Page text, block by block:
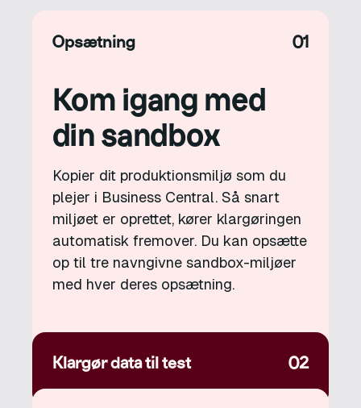
Opsætning 01
Kom igang med
din sandbox
Kopier dit produktionsmiljø som du
plejer i Business Central. Så snart
miljøet er oprettet, kører klargøringen
automatisk fremover. Du kan opsætte
op til tre navngivne sandbox-miljøer
med hver deres opsætning.
Klargør data til test 02